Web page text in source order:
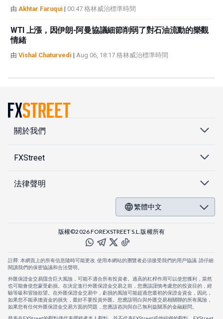
由 Akhtar Faruqui | 00:47 格林威治標準時間
WTI 上漲，因伊朗-阿曼協議細節削弱了對石油流動的樂觀
情緒
由 Vishal Chaturvedi | Aug 06, 18:17 格林威治標準時間
關於我們
FXStreet
法律聲明
繁體中文
版權©2026 FOREXSTREET S.L.版權所有
註釋: 本網頁上的所有信息隨時可能更改. 使用本網站的瀏覽者必須接受我們的用戶協議. 請仔細
閱讀我們的保密協議和合法聲明。
外匯保證金交易隱含巨大風險，可能不適合所有投資者。過高的杠桿作用可以使您獲利，當然
也可能會使您蒙受虧損。在決定進行外匯保證金交易之前，您應該謹慎考慮您的投資目的，經
驗等級和冒險欲望。在外匯保證金交易中，虧損的風險可能超過您最初的保證金資金，因此，
如果您不能承擔資金的損失，最好不要投資外匯。您應該明白與外匯交易相關聯的所有風險，
如果您有任何外匯保證金交易方面的問題，您應該咨詢與自己無利益關系的金融顧問。